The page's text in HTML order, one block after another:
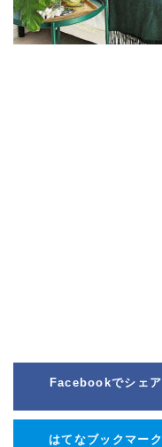
Facebookでシェア
はてなブックマーク